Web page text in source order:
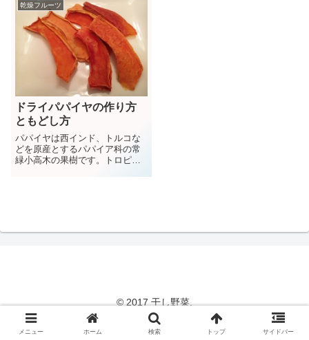
乾燥フルーツ
ドライパパイヤの作り方
ともどし方
パパイヤは西インド、トルコな
どを原産とするパパイア科の常
緑小高木の果樹です。トロピカ
© 2017 干し野菜.
メニュー ホーム 検索 トップ サイドバー